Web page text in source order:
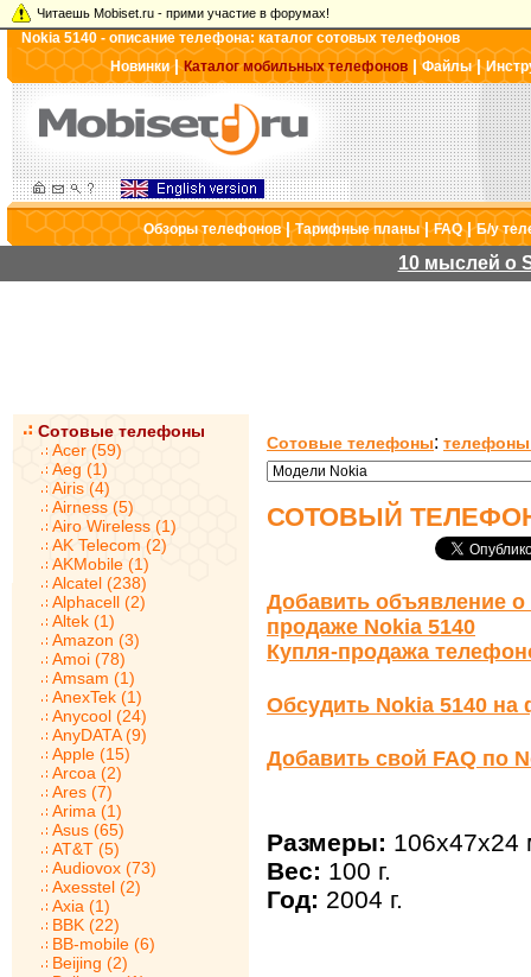
Читаешь Mobiset.ru - прими участие в форумах!
Nokia 5140 - описание телефона: каталог сотовых телефонов
Новинки|Каталог мобильных телефонов |Файлы|
Обзоры телефонов|Тарифные планы|FAQ|Б/у
10 мыслей о
Сотовые телефоны
Acer (59)
Aeg (1)
Airis (4)
Airness (5)
Airo Wireless (1)
AK Telecom (2)
AKMobile (1)
Alcatel (238)
Alphacell (2)
Altek (1)
Amazon (3)
Amoi (78)
Amsam (1)
AnexTek (1)
Anycool (24)
AnyDATA (9)
Apple (15)
Arcoa (2)
Ares (7)
Arima (1)
Asus (65)
AT&T (5)
Audiovox (73)
Axesstel (2)
Axia (1)
BBK (22)
BB-mobile (6)
Beijing (2)
Сотовые телефоны:
СОТОВЫЙ ТЕЛЕФОН
Добавить объявление о
продаже Nokia 5140
Купля-продажа
Обсудить Nokia 5140 на
Добавить свой FAQ по
Размеры: 106x47x24
Вес: 100 г.
Год: 2004 г.